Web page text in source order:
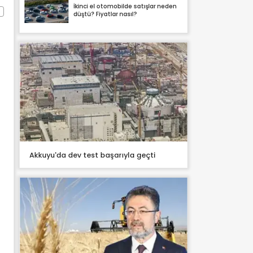
İkinci el otomobilde satışlar neden
düştü? Fiyatlar nasıl?
Akkuyu'da dev test başarıyla geçti